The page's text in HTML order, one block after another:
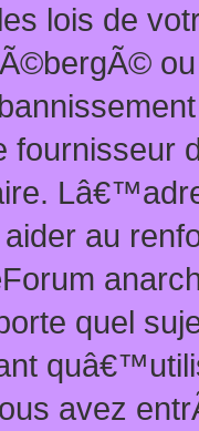
lois de
fournisseur
au
quel
avez